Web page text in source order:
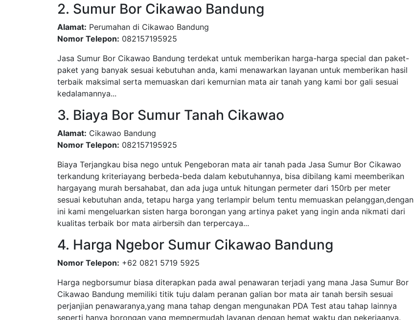
2. Sumur Bor Cikawao Bandung
Alamat: Perumahan di Cikawao Bandung
Nomor Telepon: 082157195925
Jasa Sumur Bor Cikawao Bandung terdekat untuk memberikan harga-harga special dan paket-
paket yang banyak sesuai kebutuhan anda, kami menawarkan layanan untuk memberikan hasil
terbaik maksimal serta memuaskan dari kemurnian mata air tanah yang kami bor gali sesuai
kedalamannya...
3. Biaya Bor Sumur Tanah Cikawao
Alamat: Cikawao Bandung
Nomor Telepon: 082157195925
Biaya Terjangkau bisa nego untuk Pengeboran mata air tanah pada Jasa Sumur Bor Cikawao
terkandung kriteriayang berbeda-beda dalam kebutuhannya, bisa dibilang kami meemberikan
hargayang murah bersahabat, dan ada juga untuk hitungan permeter dari 150rb per meter
sesuai kebutuhan anda, tetapu harga yang terlampir belum tentu memuaskan pelanggan,dengan
ini kami mengeluarkan sisten harga borongan yang artinya paket yang ingin anda nikmati dari
kualitas terbaik bor mata airbersih dan terpercaya...
4. Harga Ngebor Sumur Cikawao Bandung
Nomor Telepon: +62 0821 5719 5925
Harga negborsumur biasa diterapkan pada awal penawaran terjadi yang mana Jasa Sumur Bor
Cikawao Bandung memiliki titik tuju dalam peranan galian bor mata air tanah bersih sesuai
perjanjian penawaranya,yang mana tahap dengan mengunakan PDA Test atau tahap lainnya
seperti hanya borongan yang mempermudah layanan dengan hemat waktu dan pekerjaanya.